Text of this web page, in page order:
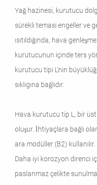
Yağ hazinesi, kurutucu
sürekli temasi engeller ve
ısıtıldığında, hava
kurutucunun içinde ters
kurutucu tipi L'nin
sıklıgına bağlıdır.
Hava kurutucu tip L, bir
oluşur. İhtiyaçlara bağlı
ara modüller (B2) kullanılır.
Daha iyi korozyon direnci
paslanmaz çelikte